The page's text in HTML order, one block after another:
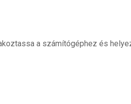
a számítógéphez és